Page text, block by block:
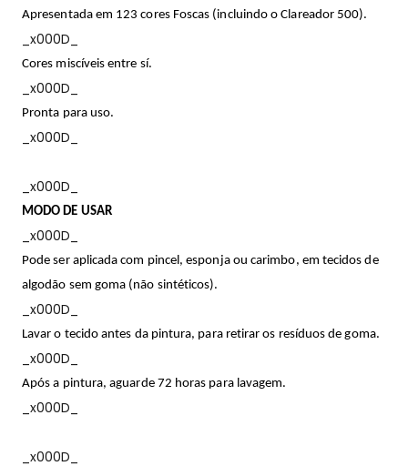
Apresentada em 123 cores Foscas (incluindo o Clareador 500).
_x000D_
Cores miscíveis entre sí.
_x000D_
Pronta para uso.
_x000D_
_x000D_
MODO DE USAR
_x000D_
Pode ser aplicada com pincel, esponja ou carimbo, em tecidos de
algodão sem goma (não sintéticos).
_x000D_
Lavar o tecido antes da pintura, para retirar os resíduos de goma.
_x000D_
Após a pintura, aguarde 72 horas para lavagem.
_x000D_
_x000D_